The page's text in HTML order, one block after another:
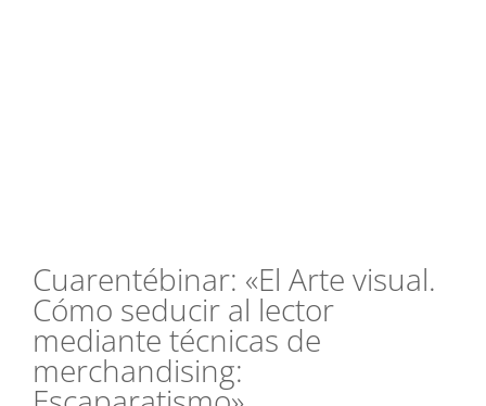
Cuarentébinar: «El Arte visual.
Cómo seducir al lector
mediante técnicas de
merchandising: